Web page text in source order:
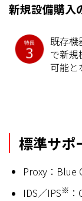
新規設備購入
既存機
で新規
可能と
標準サポ
Proxy：Blue
IDS／IPS※